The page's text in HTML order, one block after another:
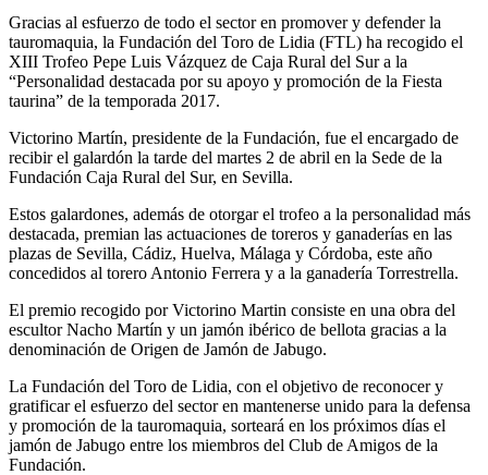
Gracias al esfuerzo de todo el sector en promover y defender la
tauromaquia, la Fundación del Toro de Lidia (FTL) ha recogido el
XIII Trofeo Pepe Luis Vázquez de Caja Rural del Sur a la
“Personalidad destacada por su apoyo y promoción de la Fiesta
taurina” de la temporada 2017.
Victorino Martín, presidente de la Fundación, fue el encargado de
recibir el galardón la tarde del martes 2 de abril en la Sede de la
Fundación Caja Rural del Sur, en Sevilla.
Estos galardones, además de otorgar el trofeo a la personalidad más
destacada, premian las actuaciones de toreros y ganaderías en las
plazas de Sevilla, Cádiz, Huelva, Málaga y Córdoba, este año
concedidos al torero Antonio Ferrera y a la ganadería Torrestrella.
El premio recogido por Victorino Martin consiste en una obra del
escultor Nacho Martín y un jamón ibérico de bellota gracias a la
denominación de Origen de Jamón de Jabugo.
La Fundación del Toro de Lidia, con el objetivo de reconocer y
gratificar el esfuerzo del sector en mantenerse unido para la defensa
y promoción de la tauromaquia, sorteará en los próximos días el
jamón de Jabugo entre los miembros del Club de Amigos de la
Fundación.